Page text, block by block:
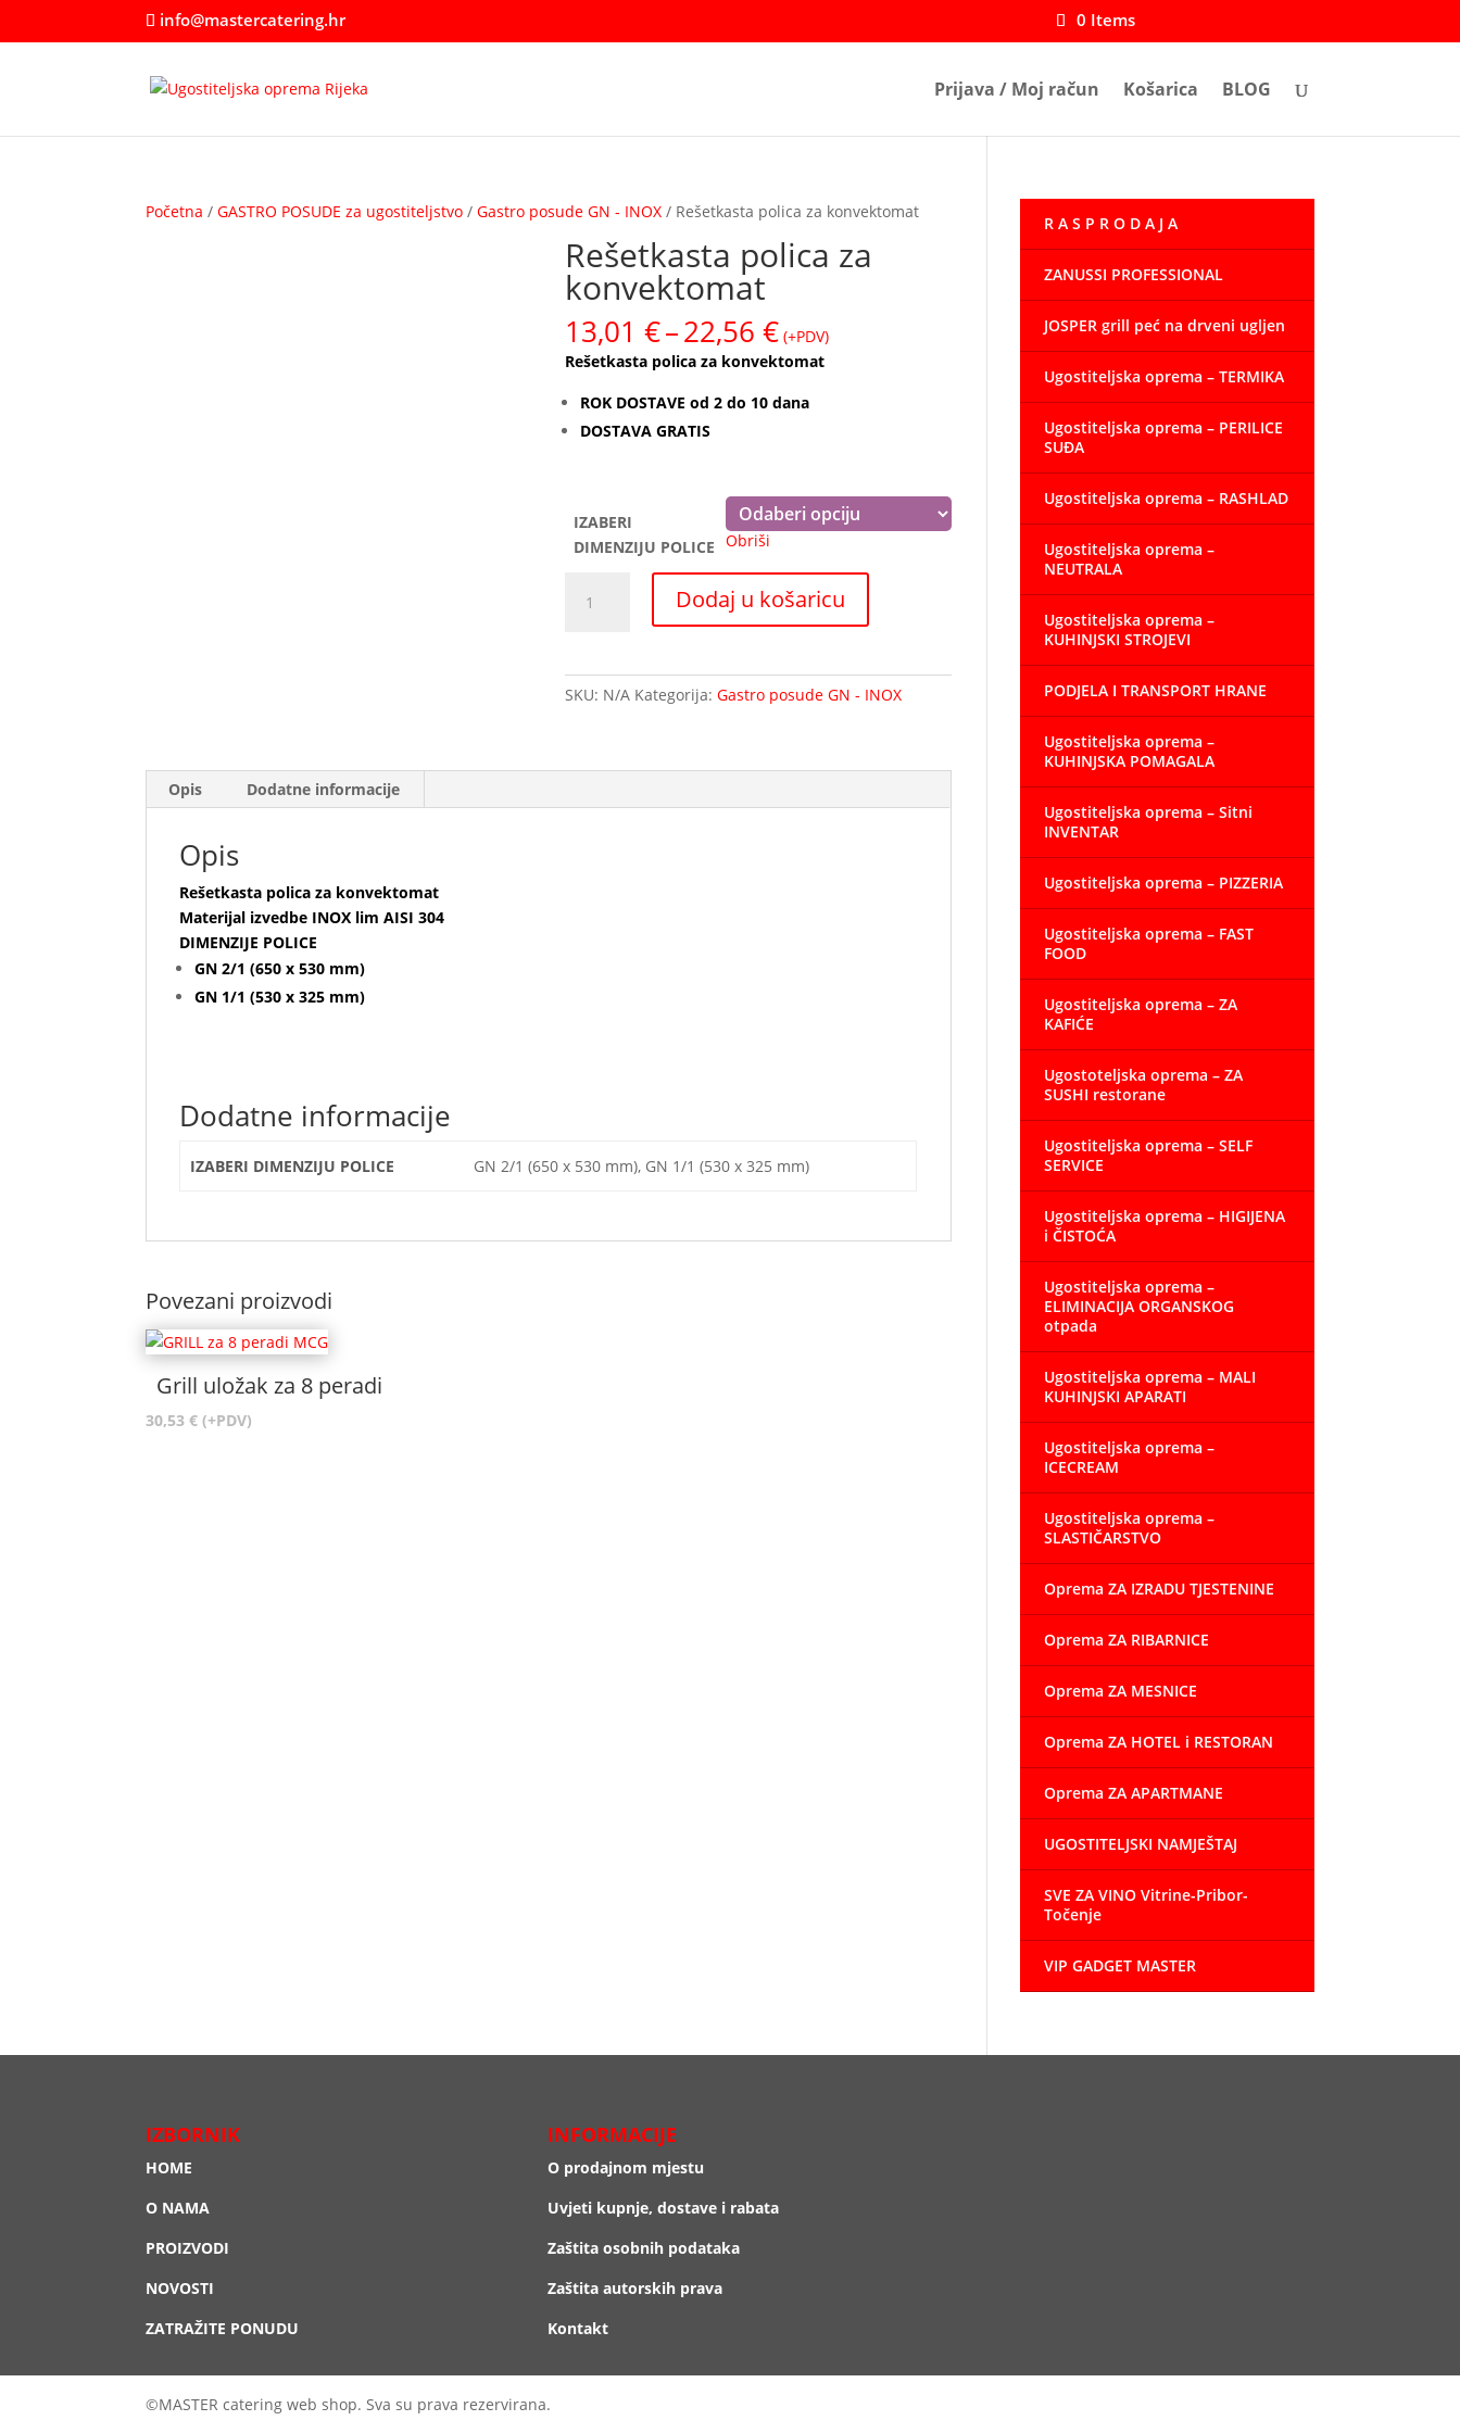
info@mastercatering.hr 0 Items
Prijava / Moj račun Košarica BLOG
Početna /GASTRO POSUDE za ugostiteljstvo /Gastro posude GN - INOX / Rešetkasta polica za konvektomat
Rešetkasta polica za
konvektomat
13,01€–22,56€Raspon
cijena:
od
13,01 €
(+PDV)
Rešetkasta polica za konvektomat
ROK DOSTAVE od 2 do 10 dana
DOSTAVA GRATIS
IZABERI
DIMENZIJU POLICE Obriši
polica
Dodaj u košaricu
SKU: N/A Kategorija:Gastro posude GN - INOX
Opis Dodatne informacije
Opis
Rešetkasta polica za konvektomat
Materijal izvedbe INOX lim AISI 304
DIMENZIJE POLICE
GN 2/1 (650 x 530 mm)
GN 1/1 (530 x 325 mm)
Dodatne informacije
IZABERI DIMENZIJU POLICE GN 2/1 (650 x 530 mm), GN 1/1 (530 x 325 mm)
Povezani proizvodi
Grill uložak za 8 peradi
30,53€ (+PDV)
R A S P R O D A J A
ZANUSSI PROFESSIONAL
JOSPER grill peć na drveni ugljen
Ugostiteljska oprema – TERMIKA
Ugostiteljska oprema – PERILICE
SUĐA
Ugostiteljska oprema – RASHLAD
Ugostiteljska oprema –
NEUTRALA
Ugostiteljska oprema –
KUHINJSKI STROJEVI
PODJELA I TRANSPORT HRANE
Ugostiteljska oprema –
KUHINJSKA POMAGALA
Ugostiteljska oprema – Sitni
INVENTAR
Ugostiteljska oprema – PIZZERIA
Ugostiteljska oprema – FAST
FOOD
Ugostiteljska oprema – ZA
KAFIĆE
Ugostoteljska oprema – ZA
SUSHI restorane
Ugostiteljska oprema – SELF
SERVICE
Ugostiteljska oprema – HIGIJENA
i ČISTOĆA
Ugostiteljska oprema –
ELIMINACIJA ORGANSKOG
otpada
Ugostiteljska oprema – MALI
KUHINJSKI APARATI
Ugostiteljska oprema –
ICECREAM
Ugostiteljska oprema –
SLASTIČARSTVO
Oprema ZA IZRADU TJESTENINE
Oprema ZA RIBARNICE
Oprema ZA MESNICE
Oprema ZA HOTEL i RESTORAN
Oprema ZA APARTMANE
UGOSTITELJSKI NAMJEŠTAJ
SVE ZA VINO Vitrine-Pribor-
Točenje
VIP GADGET MASTER
IZBORNIK
HOME
O NAMA
PROIZVODI
NOVOSTI
ZATRAŽITE PONUDU
INFORMACIJE
O prodajnom mjestu
Uvjeti kupnje, dostave i rabata
Zaštita osobnih podataka
Zaštita autorskih prava
Kontakt
©MASTER catering web shop. Sva su prava rezervirana.